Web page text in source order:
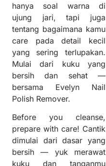
hanya soal warna di
ujung jari, tapi juga
tentang bagaimana kamu
care pada detail kecil
yang sering terlupakan.
Mulai dari kuku yang
bersih dan sehat —
bersama Evelyn Nail
Polish Remover.
Before you cleanse,
prepare with care! Cantik
dimulai dari dasar yang
bersih — yuk merawat
kuku dan tanganmu